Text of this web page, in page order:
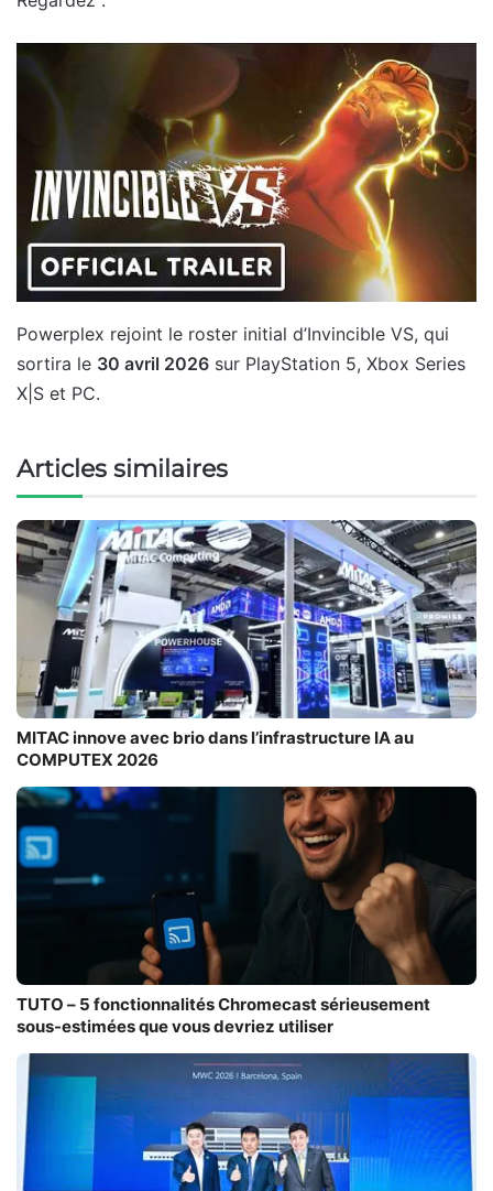
Powerplex rejoint le roster initial d’Invincible VS, qui
sortira le 30 avril 2026 sur PlayStation 5, Xbox Series
X|S et PC.
Articles similaires
MITAC innove avec brio dans l’infrastructure IA au
COMPUTEX 2026
TUTO – 5 fonctionnalités Chromecast sérieusement
sous-estimées que vous devriez utiliser